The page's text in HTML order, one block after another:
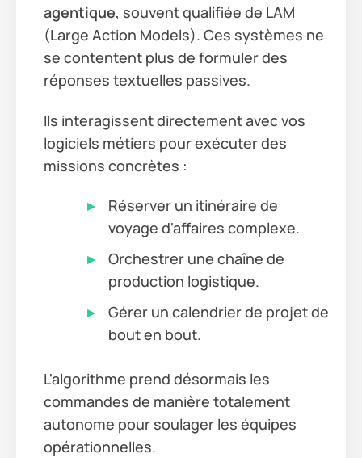
agentique, souvent qualifiée de LAM
(Large Action Models). Ces systèmes ne
se contentent plus de formuler des
réponses textuelles passives.
Ils interagissent directement avec vos
logiciels métiers pour exécuter des
missions concrètes :
Réserver un itinéraire de
voyage d'affaires complexe.
Orchestrer une chaîne de
production logistique.
Gérer un calendrier de projet de
bout en bout.
L'algorithme prend désormais les
commandes de manière totalement
autonome pour soulager les équipes
opérationnelles.